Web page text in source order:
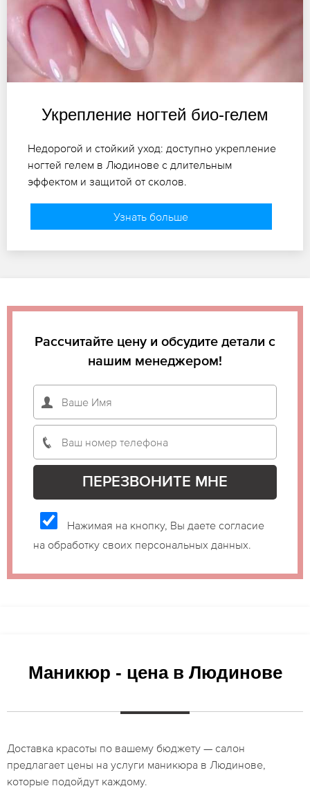
Укрепление ногтей био-гелем
Недорогой и стойкий уход: доступно укрепление
ногтей гелем в Людинове с длительным
эффектом и защитой от сколов.
Узнать больше
Рассчитайте цену и обсудите детали с
нашим менеджером!
Нажимая на кнопку, Вы даете согласие
на обработку своих персональных данных.
Маникюр - цена в Людинове
Доставка красоты по вашему бюджету — салон
предлагает цены на услуги маникюра в Людинове,
которые подойдут каждому.